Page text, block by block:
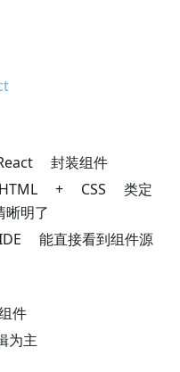
封装组件
HTML + CSS 类定
明了
能直接看到组件源
件
为主